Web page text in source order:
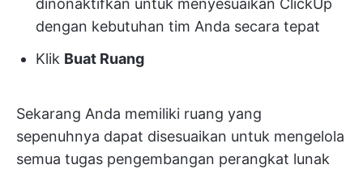
dinonaktifkan untuk menyesuaikan ClickUp
dengan kebutuhan tim Anda secara tepat
Klik Buat Ruang
Sekarang Anda memiliki ruang yang
sepenuhnya dapat disesuaikan untuk mengelola
semua tugas pengembangan perangkat lunak